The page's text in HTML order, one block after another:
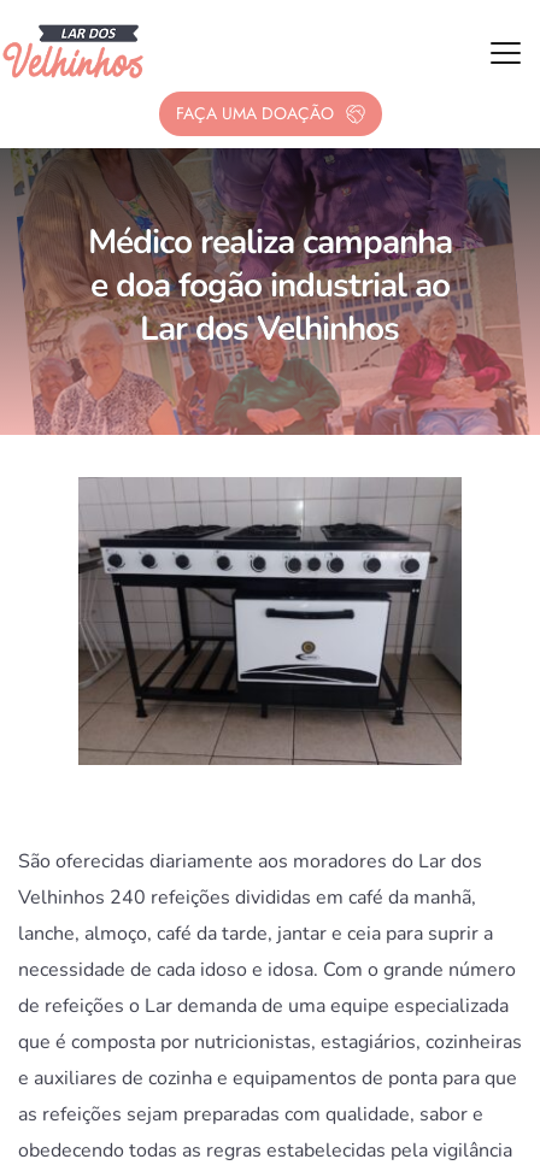
FAÇA UMA DOAÇÃO
Médico realiza campanha
e doa fogão industrial ao
Lar dos Velhinhos
São oferecidas diariamente aos moradores do Lar dos
Velhinhos 240 refeições divididas em café da manhã,
lanche, almoço, café da tarde, jantar e ceia para suprir a
necessidade de cada idoso e idosa. Com o grande número
de refeições o Lar demanda de uma equipe especializada
que é composta por nutricionistas, estagiários, cozinheiras
e auxiliares de cozinha e equipamentos de ponta para que
as refeições sejam preparadas com qualidade, sabor e
obedecendo todas as regras estabelecidas pela vigilância